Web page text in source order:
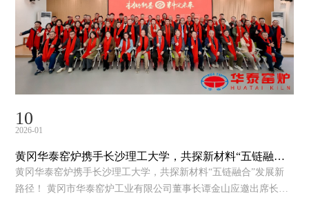
10
2026-01
黄冈华泰窑炉携手长沙理工大学，共探新材料“五链融
合”发展新路径！
黄冈华泰窑炉携手长沙理工大学，共探新材料“五链融合”发展新
路径！ 黄冈市华泰窑炉工业有限公司董事长谭金山应邀出席长沙